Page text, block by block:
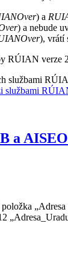
) a
) a nebude
), vrátí
verze
službami
a